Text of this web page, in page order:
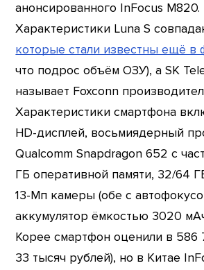
анонсированного InFocus M820.
Характеристики Luna S
которые стали известны ещё в
что подрос объём ОЗУ), а SK
называет Foxconn
Характеристики смартфона
HD-дисплей, восьмиядерный
Qualcomm Snapdragon 652 с
ГБ оперативной памяти, 32/64
13-Мп камеры (обе с
аккумулятор ёмкостью 3020
Корее смартфон оценили в 586
33 тысяч рублей), но в Китае